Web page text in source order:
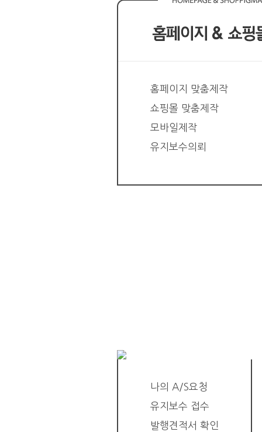
홈페이지 맞춤제작
쇼핑몰 맞춤제작
모바일제작
유지보수의뢰
나의 A/S요청
유지보수 접수
발행견적서 확인